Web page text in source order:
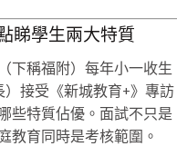
睇學生兩大特質
下稱福附）每年小一收生
接受《新城教育+》專訪
些特質佔優。面試不只是
教育同時是考核範圍。